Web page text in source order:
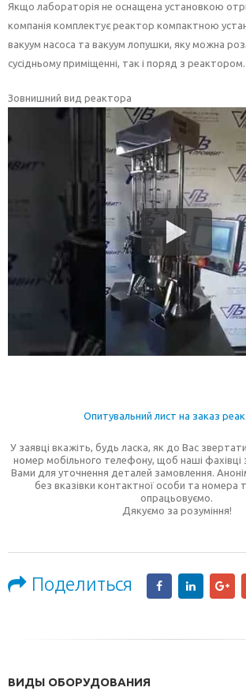
Якщо лабораторія не оснащена установкою
компанія комплектує реактор компактною
вакуум насоса та вакуум лопушки, яку можна
сусідньому приміщенні, так і поряд з реактором.
Зовнишний вид реактора
Опитувальний лист на заказ
У заявці вкажіть, будь ласка, як до Вас
номер мобільного телефону, щоб наші фахівці
Вами для уточнення деталей замовлення.
без вказівки контактної особи та номера
опрацьовуємо.
Дякуємо за розуміння!
Поделиться
ВИДЫ ОБОРУДОВАНИЯ